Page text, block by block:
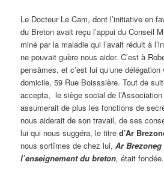
Le Docteur Le Cam, dont l’initiative en
du Breton avait reçu l’appui du Conseil
miné par la maladie qui l’avait réduit à
ne pouvait guère nous aider. C’est à
pensâmes, et c’est lui qu’une
domicile, 59 Rue Boisssière. Tout de
accepta, le siège social de
assumerait de plus les fonctions de
nous aiderait de son travail, de ses
lui qui nous suggéra, le titred’Ar
nous sortîmes de chez lui,Ar
l’enseignement du breton, était fondée.